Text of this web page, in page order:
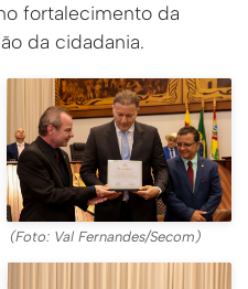
fortalecimento da
da cidadania.
(Foto: Val Fernandes/Secom)